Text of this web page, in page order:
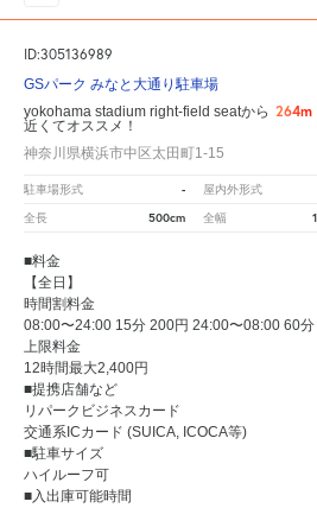
ID:305136989
GSパーク みなと大通り駐車場
yokohama stadium right-field seatから 264m
近くてオススメ！
神奈川県横浜市中区太田町1-15
駐車場形式 - 屋内外形式
全長 500cm 全幅
■料金
【全日】
時間割料金
08:00〜24:00 15分 200円 24:00〜08:00 60分
上限料金
12時間最大2,400円
■提携店舗など
リパークビジネスカード
交通系ICカード (SUICA, ICOCA等)
■駐車サイズ
ハイルーフ可
■入出庫可能時間